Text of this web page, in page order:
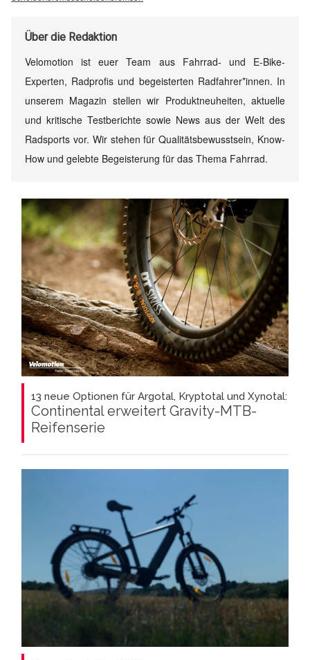
Überdie Redaktion
Velomotion ist euer Team aus Fahrrad- und E-Bike-
Experten, Radprofis und begeisterten Radfahrer*innen. In
unserem Magazin stellen wir Produktneuheiten, aktuelle
und kritische Testberichte sowie News aus der Welt des
Radsports vor. Wir stehen für Qualitätsbewusstsein, Know-
How und gelebte Begeisterung für das Thema Fahrrad.
13 neue Optionen für Argotal, Kryptotal und Xynotal:
Continental erweitert Gravity-MTB-
Reifenserie